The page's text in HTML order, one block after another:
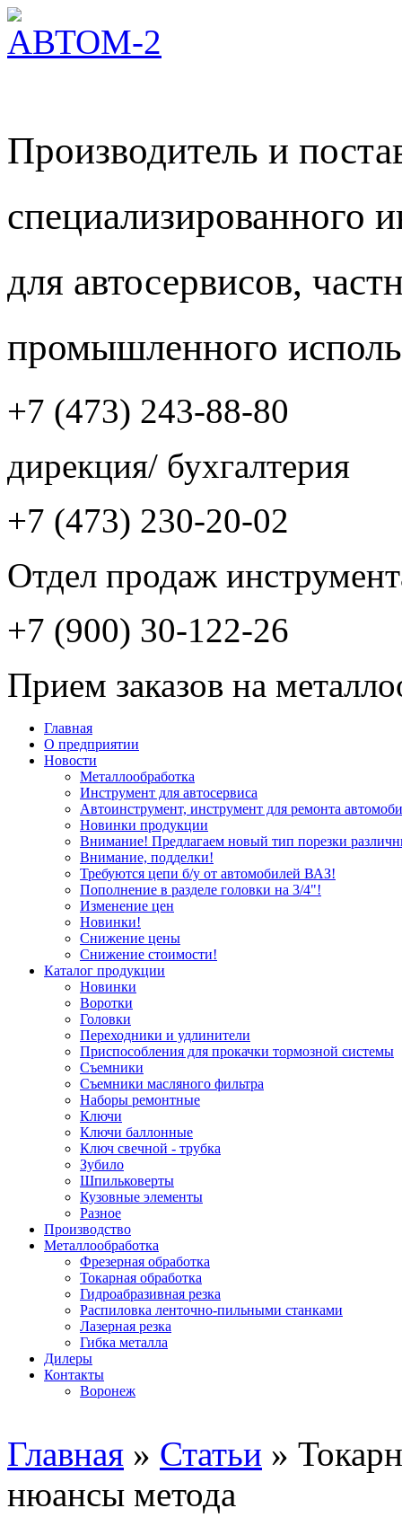
Производитель и
специализированного
для автосервисов,
промышленного
+7 (473) 243-88-80
дирекция/ бухгалтерия
+7 (473) 230-20-02
Отдел продаж
+7 (900) 30-122-26
Прием заказов на
Главная
О предприятии
Новости
Металлообработка
Инструмент для автосервиса
Автоинструмент, инструмент для ремонта
Новинки продукции
Внимание! Предлагаем новый тип порезки
Внимание, подделки!
Требуются цепи б/у от автомобилей ВАЗ!
Пополнение в разделе головки на 3/4"!
Изменение цен
Новинки!
Снижение цены
Снижение стоимости!
Каталог продукции
Новинки
Воротки
Головки
Переходники и удлинители
Приспособления для прокачки тормозной системы
Съемники
Съемники масляного фильтра
Наборы ремонтные
Ключи
Ключи баллонные
Ключ свечной - трубка
Зубило
Шпильковерты
Кузовные элементы
Разное
Производство
Металлообработка
Фрезерная обработка
Токарная обработка
Гидроабразивная резка
Распиловка ленточно-пильными станками
Лазерная резка
Гибка металла
Дилеры
Контакты
Воронеж
Главная » Статьи »
нюансы метода